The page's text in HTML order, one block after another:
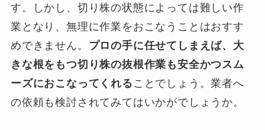
す。しかし、切り株の状態によっては難しい作
業となり、無理に作業をおこなうことはおすす
めできません。 プロの手に任せてしまえば、大
きな根をもつ切り株の抜根作業も安全かつスム
ーズにおこなってくれる ことでしょう。業者へ
の依頼も検討されてみてはいかがでしょうか。